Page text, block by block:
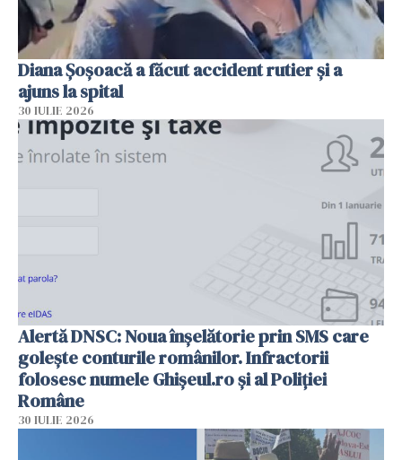
Diana Șoșoacă a făcut accident rutier și a
ajuns la spital
30 IULIE 2026
Alertă DNSC: Noua înșelătorie prin SMS care
golește conturile românilor. Infractorii
folosesc numele Ghișeul.ro și al Poliției
Române
30 IULIE 2026